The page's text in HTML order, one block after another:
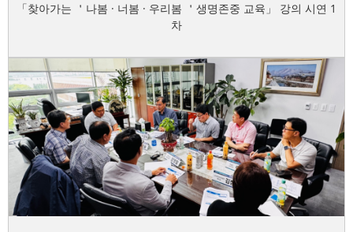
「찾아가는 ＇나봄 · 너봄 · 우리봄 ＇생명존중 교육」 강의 시연 1
차